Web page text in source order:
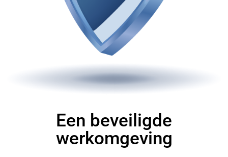
Een beveiligde
werkomgeving